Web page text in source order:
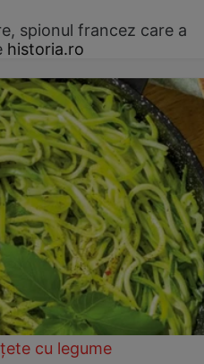
spionul francez care a
historia.ro
cu legume